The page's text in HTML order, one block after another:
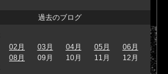
過去のブログ
02月 03月 04月 05月
06月
08月 09月 10月 11月
12月